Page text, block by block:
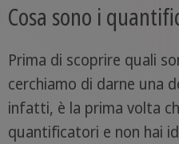
Cosa sono i
Prima di scoprire quali
cerchiamo di darne una
infatti, è la prima volta
quantificatori e non hai